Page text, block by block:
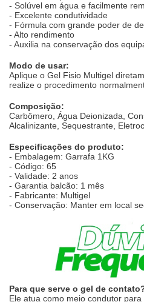
- Solúvel em água e facilmente
- Excelente condutividade
- Fórmula com grande poder de
- Alto rendimento
- Auxilia na conservação dos
Modo de usar:
Aplique o Gel Fisio Multigel
realize o procedimento
Composição:
Carbômero, Água Deionizada,
Alcalinizante, Sequestrante,
Especificações do produto:
- Embalagem: Garrafa 1KG
- Código: 65
- Validade: 2 anos
- Garantia balcão: 1 mês
- Fabricante: Multigel
- Conservação: Manter em local
Para que serve o gel de
Ele atua como meio condutor